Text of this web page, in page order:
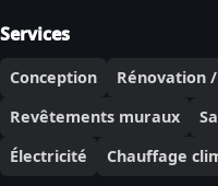
Services
Conception Rénovation
Revêtements muraux
Électricité
Chauffage